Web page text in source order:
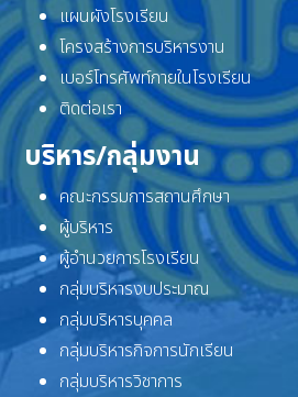
แผนผังโรงเรียน
โครงสร้างการบริหารงาน
เบอร์โทรศัพท์ภายในโรงเรียน
ติดต่อเรา
บริหาร/กลุ่มงาน
คณะกรรมการสถานศึกษา
ผู้บริหาร
ผู้อำนวยการโรงเรียน
กลุ่มบริหารงบประมาณ
กลุ่มบริหารบุคคล
กลุ่มบริหารกิจการนักเรียน
กลุ่มบริหารวิชาการ